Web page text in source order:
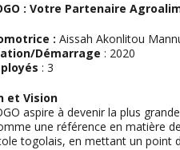
: Votre Partenaire
: Aissah Akonlitou
Démarrage : 2020
: 3
et Vision
aspire à devenir la plus
une référence en matière
togolais, en mettant un point